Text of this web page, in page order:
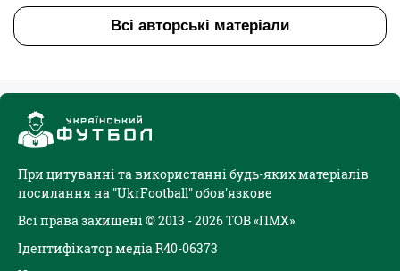
Всі авторські матеріали
При цитуванні та використанні будь-яких матеріалів
посилання на "UkrFootball" обов'язкове
Всі права захищені © 2013 - 2026 ТОВ «ПМХ»
Ідентифікатор медіа R40-06373